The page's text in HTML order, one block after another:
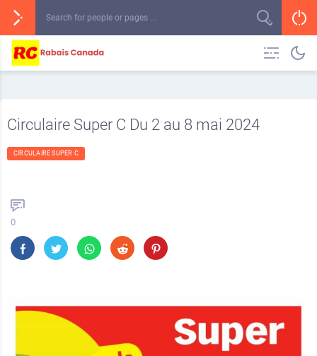
Circulaire Super C Du 2 au 8 mai 2024
CIRCULAIRE SUPER C
0